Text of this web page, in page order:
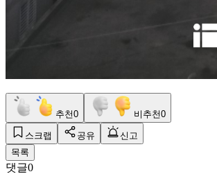
추천0 비추천0
스크랩 공유
신고
목록
댓글0